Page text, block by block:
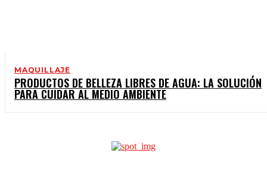
MAQUILLAJE
PRODUCTOS DE BELLEZA LIBRES DE AGUA: LA SOLUCIÓN
PARA CUIDAR AL MEDIO AMBIENTE